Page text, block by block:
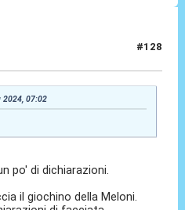
#128
2024, 07:02
po' di dichiarazioni.
il giochino della Meloni.